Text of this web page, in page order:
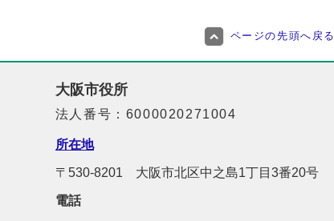
ページの先頭へ戻る
大阪市役所
法人番号：6000020271004
所在地
〒530-8201 大阪市北区中之島1丁目3番20号
電話